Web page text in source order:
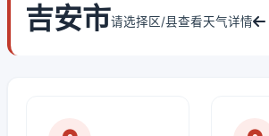
吉安市请选择区/县查看天气详情